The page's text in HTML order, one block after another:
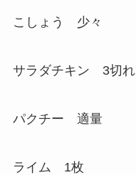
こしょう 少々
サラダチキン 3切れ
パクチー 適量
ライム 1枚